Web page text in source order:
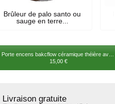
Brûleur de palo santo ou
sauge en terre...
Porte encens bakcflow céramique théière avec fleur
15,00 €
Livraison gratuite